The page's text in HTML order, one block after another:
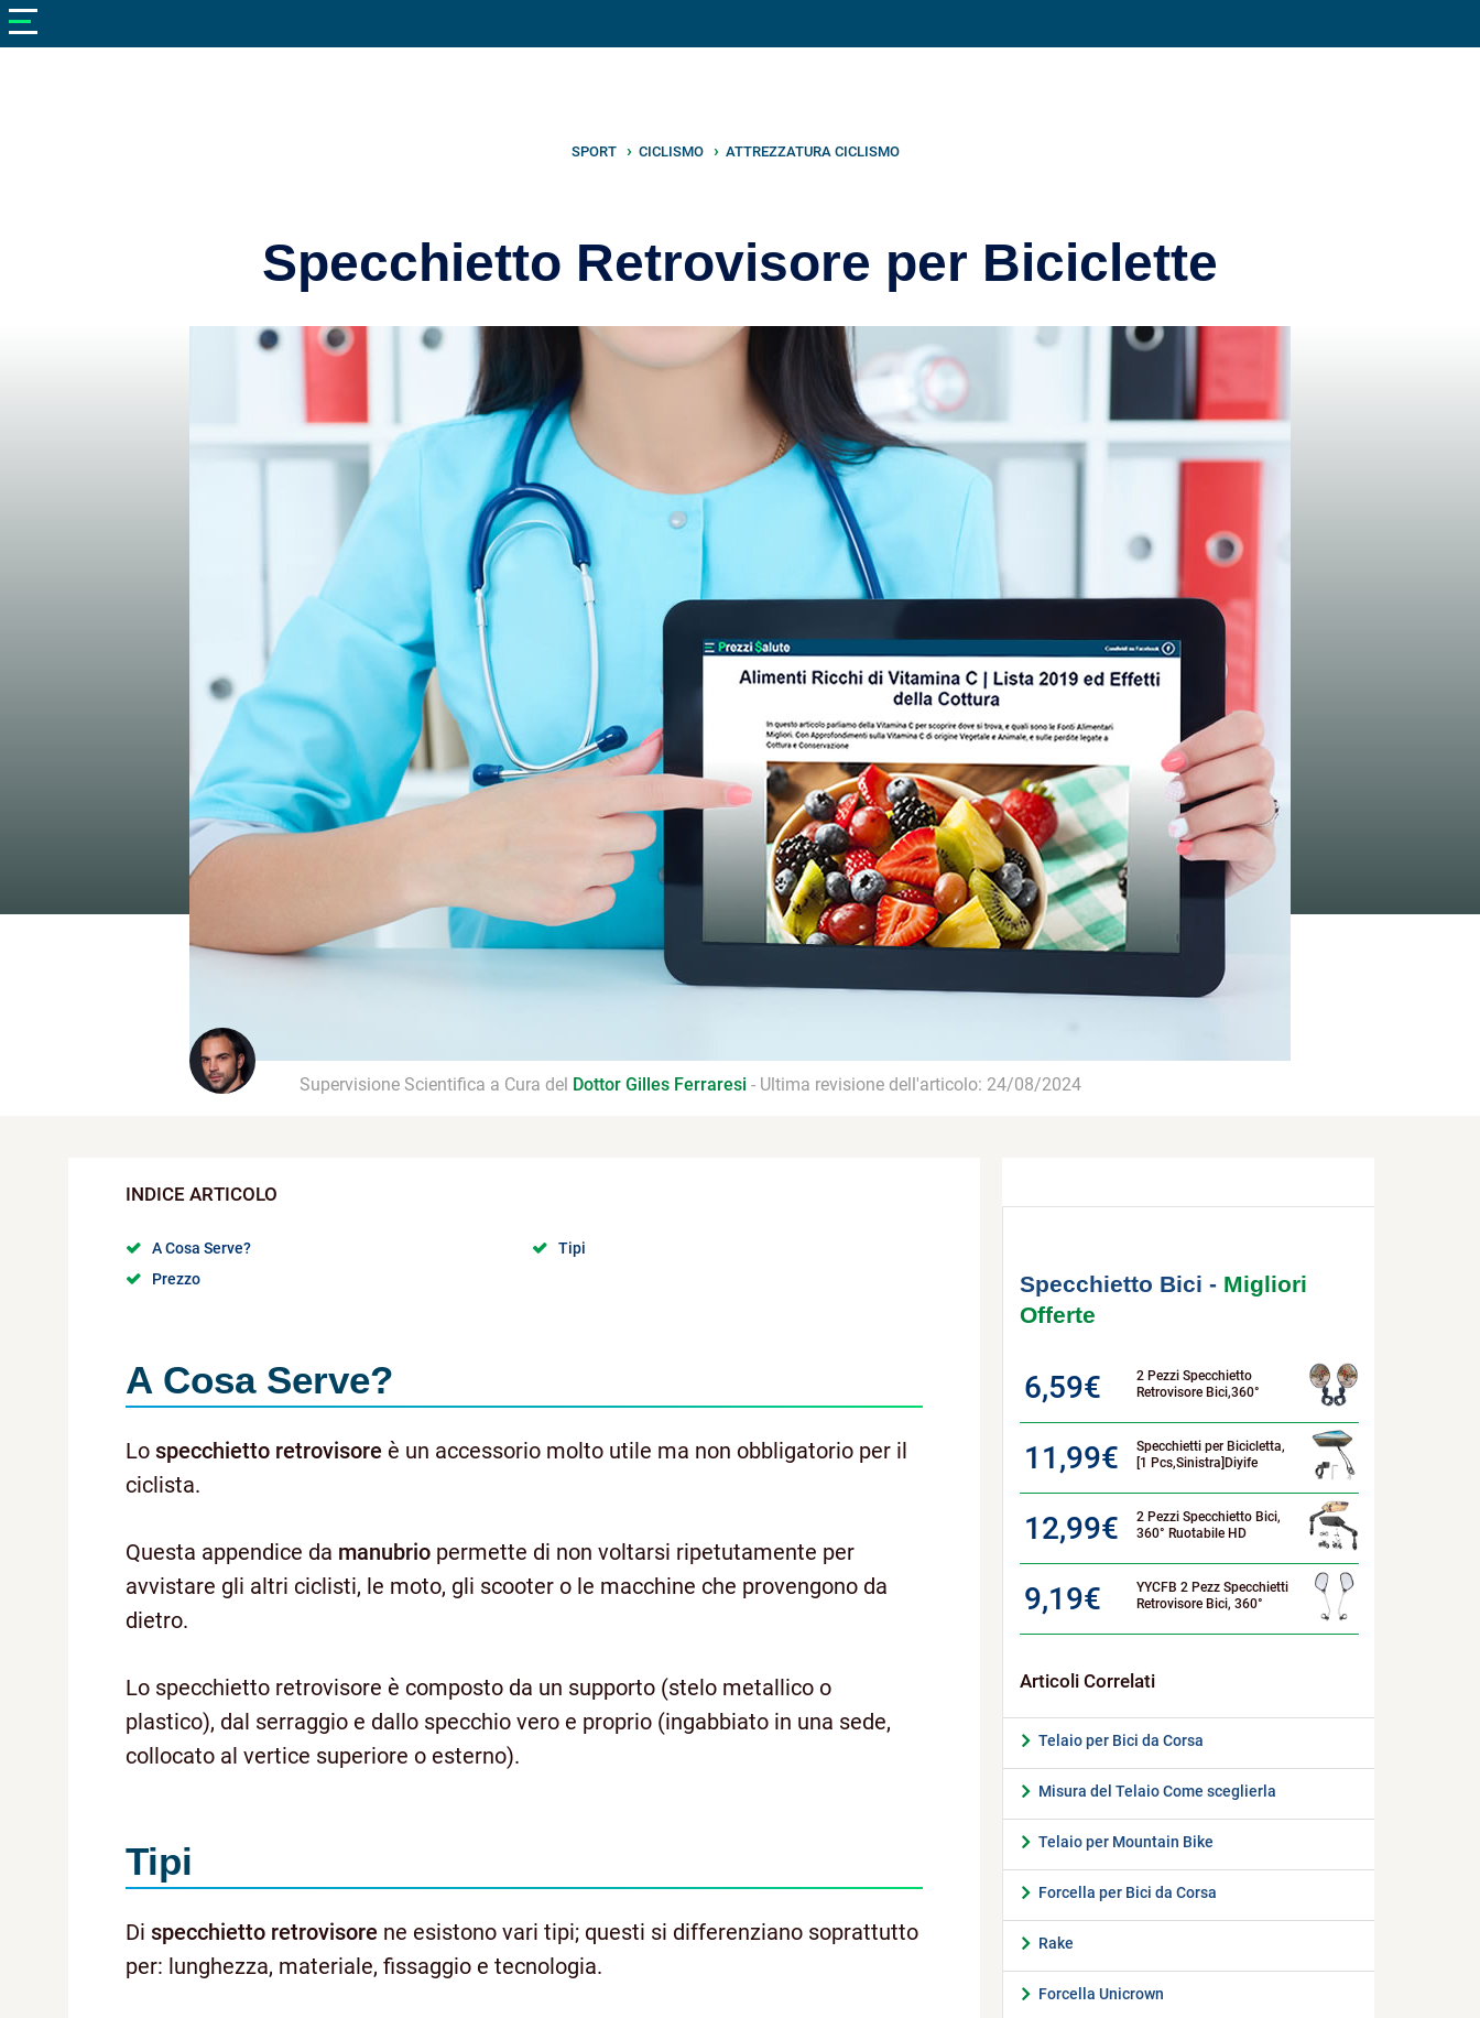
SPORT CICLISMO ATTREZZATURA CICLISMO
Specchietto Retrovisore per Biciclette
Supervisione Scientifica a Cura del Dottor Gilles Ferraresi - Ultima revisione dell'articolo: 24/08/2024
A Cosa Serve?
Tipi
Prezzo
A Cosa Serve?
Lo specchietto retrovisore è un accessorio molto utile ma non obbligatorio per il
ciclista.
Questa appendice da manubrio permette di non voltarsi ripetutamente per
avvistare gli altri ciclisti, le moto, gli scooter o le macchine che provengono da
dietro.
Lo specchietto retrovisore è composto da un supporto (stelo metallico o
plastico), dal serraggio e dallo specchio vero e proprio (ingabbiato in una sede,
collocato al vertice superiore o esterno).
Tipi
Di specchietto retrovisore ne esistono vari tipi; questi si differenziano soprattutto
per: lunghezza, materiale, fissaggio e tecnologia.
Specchietto Bici - Migliori
Offerte
6,59€
2 Pezzi Specchietto
Retrovisore Bici,360°
11,99€
Specchietti per Bicicletta,
[1 Pcs,Sinistra]Diyife
12,99€
2 Pezzi Specchietto Bici,
360° Ruotabile HD
9,19€
YYCFB 2 Pezz Specchietti
Retrovisore Bici, 360°
Telaio per Bici da Corsa
Misura del Telaio Come sceglierla
Telaio per Mountain Bike
Forcella per Bici da Corsa
Rake
Forcella Unicrown
V netonutrizione